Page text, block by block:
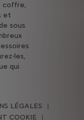
coffre,
et
sous
les,
qui
LÉGALES
COOKIE